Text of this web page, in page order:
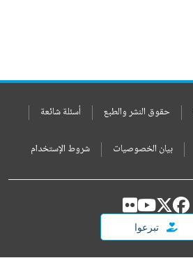
حقوق النشر والطبع أسئلة شائعة
بيان الخصوصيات شروط الإستخدام
تبرعوا